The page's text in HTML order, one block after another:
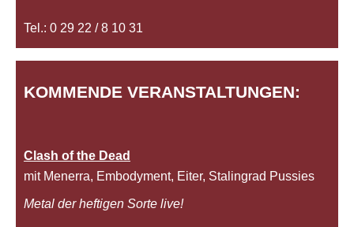
Tel.: 0 29 22 / 8 10 31
KOMMENDE VERANSTALTUNGEN:
Clash of the Dead
mit Menerra, Embodyment, Eiter, Stalingrad Pussies
Metal der heftigen Sorte live!